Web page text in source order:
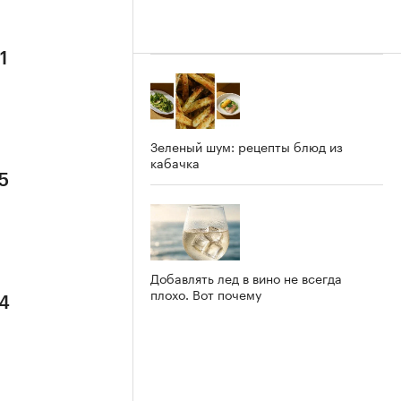
Зеленый шум: рецепты блюд из
кабачка
Добавлять лед в вино не всегда
плохо. Вот почему